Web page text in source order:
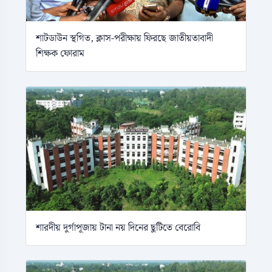
শাটডাউন স্থগিত, ক্লাস-পরীক্ষায় ফিরছে জাতীয়তাবাদী
শিক্ষক ফোরাম
শারদীয় দুর্গাপূজায় টানা নয় দিনের ছুটিতে বেরোবি